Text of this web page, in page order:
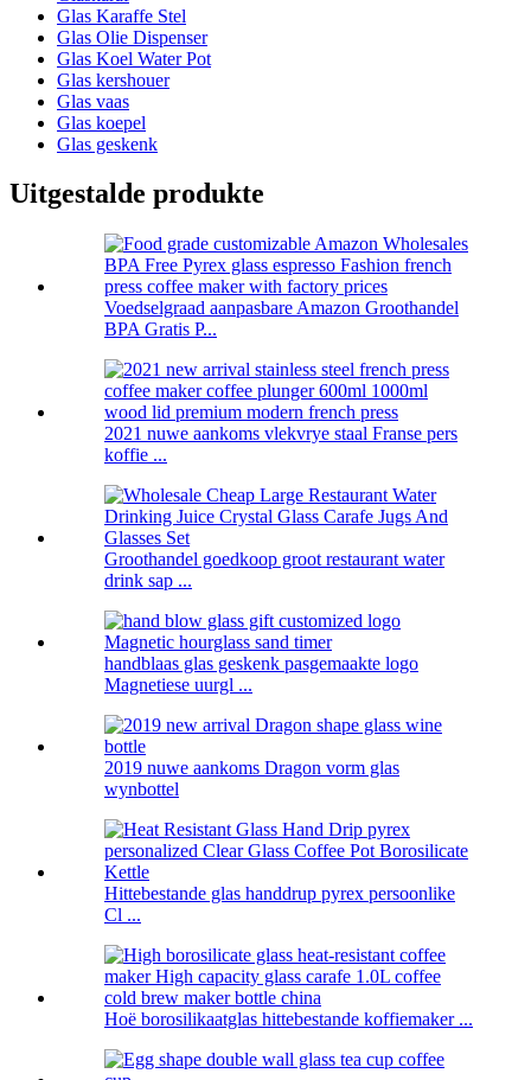
Glas Karaffe Stel
Glas Olie Dispenser
Glas Koel Water Pot
Glas kershouer
Glas vaas
Glas koepel
Glas geskenk
Uitgestalde produkte
Voedselgraad aanpasbare Amazon Groothandel
BPA Gratis P...
2021 nuwe aankoms vlekvrye staal Franse pers
koffie ...
Groothandel goedkoop groot restaurant water
drink sap ...
handblaas glas geskenk pasgemaakte logo
Magnetiese uurgl ...
2019 nuwe aankoms Dragon vorm glas
wynbottel
Hittebestande glas handdrup pyrex persoonlike
Cl ...
Hoë borosilikaatglas hittebestande koffiemaker ...